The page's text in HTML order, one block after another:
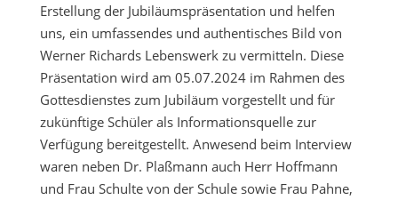
Erstellung der Jubiläumspräsentation und helfen
uns, ein umfassendes und authentisches Bild von
Werner Richards Lebenswerk zu vermitteln. Diese
Präsentation wird am 05.07.2024 im Rahmen des
Gottesdienstes zum Jubiläum vorgestellt und für
zukünftige Schüler als Informationsquelle zur
Verfügung bereitgestellt. Anwesend beim Interview
waren neben Dr. Plaßmann auch Herr Hoffmann
und Frau Schulte von der Schule sowie Frau Pahne,